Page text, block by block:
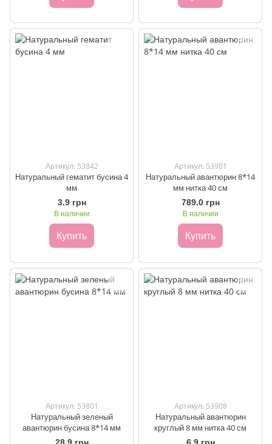
Артикул: 53842
Натуральный гематит бусина 4
мм
3.9 грн
В наличии
Купить
Артикул: 53901
Натуральный авантюрин 8*14
мм нитка 40 см
789.0 грн
В наличии
Купить
Артикул: 53801
Натуральный зеленый
авантюрин бусина 8*14 мм
Артикул: 53908
Натуральный авантюрин
круглый 8 мм нитка 40 см